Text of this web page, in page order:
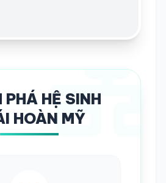
PHÁ HỆ SINH
HOÀN MỸ